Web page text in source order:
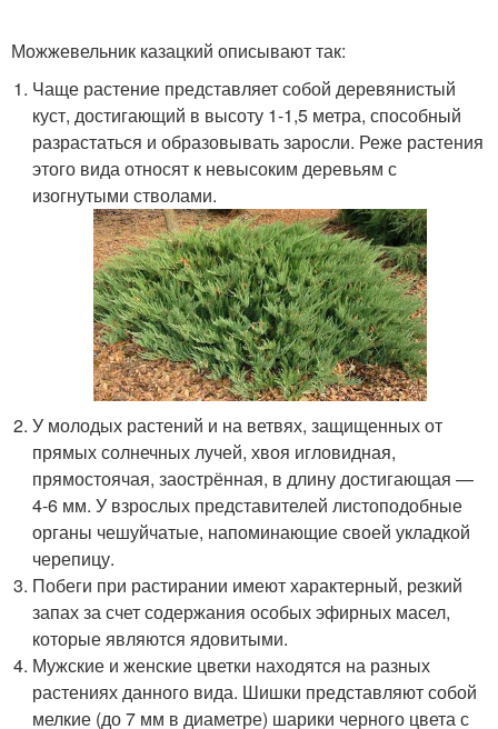
Можжевельник казацкий описывают так:
Чаще растение представляет собой деревянистый
куст, достигающий в высоту 1-1,5 метра, способный
разрастаться и образовывать заросли. Реже растения
этого вида относят к невысоким деревьям с
изогнутыми стволами.
У молодых растений и на ветвях, защищенных от
прямых солнечных лучей, хвоя игловидная,
прямостоячая, заострённая, в длину достигающая —
4-6 мм. У взрослых представителей листоподобные
органы чешуйчатые, напоминающие своей укладкой
черепицу.
Побеги при растирании имеют характерный, резкий
запах за счет содержания особых эфирных масел,
которые являются ядовитыми.
Мужские и женские цветки находятся на разных
растениях данного вида. Шишки представляют собой
мелкие (до 7 мм в диаметре) шарики черного цвета с